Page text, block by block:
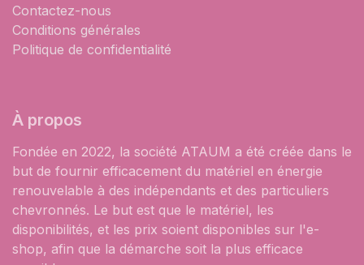
Contactez-nous
Conditions générales
Politique de confidentialité
À propos
Fondée en 2022, la société ATAUM a été créée dans le
but de fournir efficacement du matériel en énergie
renouvelable à des indépendants et des particuliers
chevronnés. Le but est que le matériel, les
disponibilités, et les prix soient disponibles sur l'e-
shop, afin que la démarche soit la plus efficace